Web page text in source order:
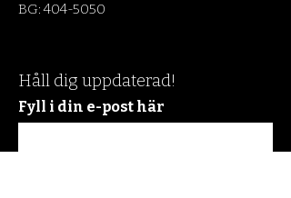
BG:404-5050
Håll dig uppdaterad!
Fyll i din e-post här